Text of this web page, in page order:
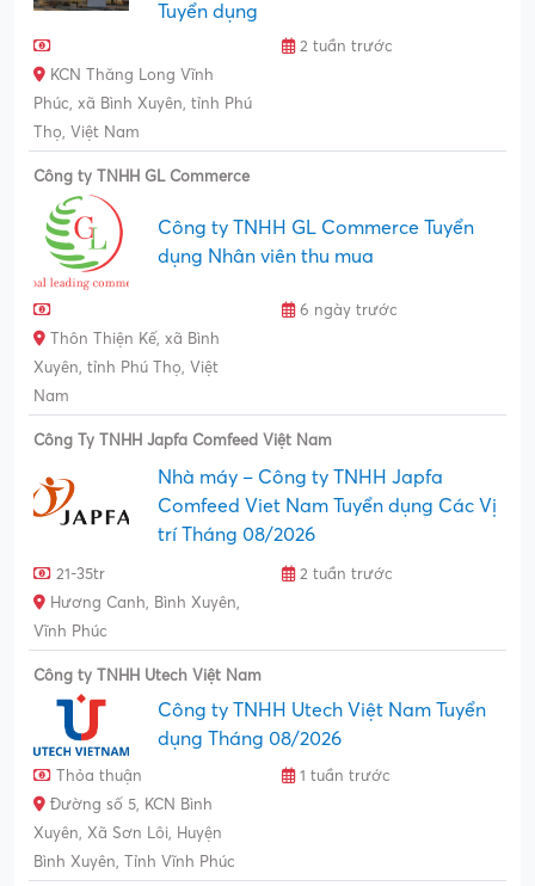
Tuyển dụng
2 tuần trước
KCN Thăng Long Vĩnh
Phúc, xã Bình Xuyên, tỉnh Phú
Thọ, Việt Nam
Công ty TNHH GL Commerce
Công ty TNHH GL Commerce Tuyển
dụng Nhân viên thu mua
6 ngày trước
Thôn Thiện Kế, xã Bình
Xuyên, tỉnh Phú Thọ, Việt
Nam
Công Ty TNHH Japfa Comfeed Việt Nam
Nhà máy – Công ty TNHH Japfa
Comfeed Viet Nam Tuyển dụng Các Vị
trí Tháng 08/2026
21-35tr
2 tuần trước
Hương Canh, Bình Xuyên,
Vĩnh Phúc
Công ty TNHH Utech Việt Nam
Công ty TNHH Utech Việt Nam Tuyển
dụng Tháng 08/2026
Thỏa thuận
1 tuần trước
Đường số 5, KCN Bình
Xuyên, Xã Sơn Lôi, Huyện
Bình Xuyên, Tỉnh Vĩnh Phúc